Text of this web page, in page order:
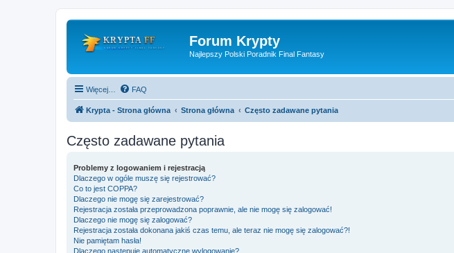
Forum Krypty
Najlepszy Polski Poradnik Final Fantasy
Więcej… FAQ
Krypta - Strona główna Strona główna Często zadawane pytania
Często zadawane pytania
Problemy z logowaniem i rejestracją
Dlaczego w ogóle muszę się rejestrować?
Co to jest COPPA?
Dlaczego nie mogę się zarejestrować?
Rejestracja została przeprowadzona poprawnie, ale nie mogę się zalogować!
Dlaczego nie mogę się zalogować?
Rejestracja została dokonana jakiś czas temu, ale teraz nie mogę się zalogować?!
Nie pamiętam hasła!
Dlaczego następuje automatyczne wylogowanie?